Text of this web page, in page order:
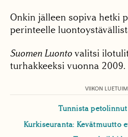
Onkin jälleen sopiva hetki
perinteelle
Suomen Luonto valitsi
turhakkeeksi vuonna 2009.
VIIKON
Tunnista
Kurkiseuranta: Kevätmuutto